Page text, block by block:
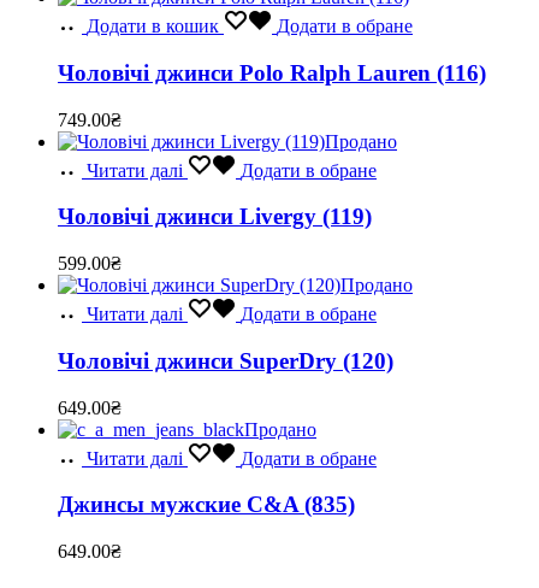
Додати в кошик Додати в обране
Чоловічі джинси Polo Ralph Lauren (116)
749.00₴
Продано
Читати далі
Додати в обране
Чоловічі джинси Livergy (119)
599.00₴
Продано
Читати далі
Додати в обране
Чоловічі джинси SuperDry (120)
649.00₴
Продано
Читати далі
Додати в обране
Джинсы мужские C&A (835)
649.00₴